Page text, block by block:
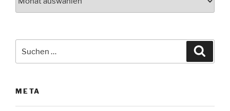
nach:
META